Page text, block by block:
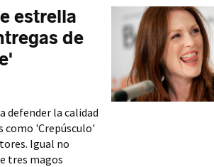
estrella
de
defender la calidad
como 'Crepúsculo'
Igual no
tres magos